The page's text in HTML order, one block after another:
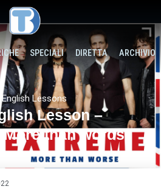
SPECIALI DIRETTA ARCHIVIO
Lessons
Lesson –
than words”